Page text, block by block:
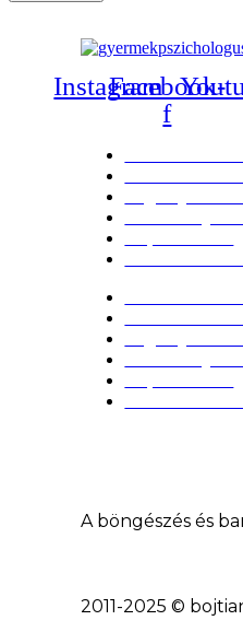
InstagramFacebook-
f
A böngészés és
2011-2025 ©